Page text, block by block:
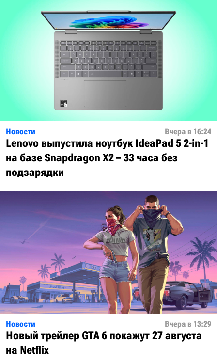
Новости Вчера в 16:24
Lenovo выпустила ноутбук IdeaPad 5 2-in-1
на базе Snapdragon X2 – 33 часа без
подзарядки
Новости Вчера в 13:29
Новый трейлер GTA 6 покажут 27 августа
на Netflix